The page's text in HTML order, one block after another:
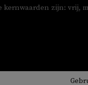
kernwaarden zijn: vrij,